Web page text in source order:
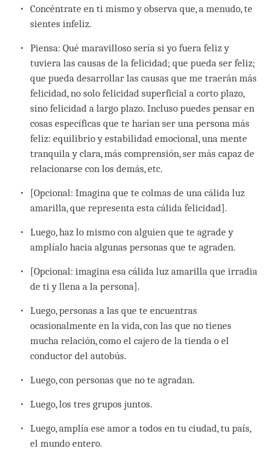
Concéntrate en ti mismo y observa que, a menudo, te
sientes infeliz.
Piensa: Qué maravilloso sería si yo fuera feliz y
tuviera las causas de la felicidad; que pueda ser feliz;
que pueda desarrollar las causas que me traerán más
felicidad, no solo felicidad superficial a corto plazo,
sino felicidad a largo plazo. Incluso puedes pensar en
cosas específicas que te harían ser una persona más
feliz: equilibrio y estabilidad emocional, una mente
tranquila y clara, más comprensión, ser más capaz de
relacionarse con los demás, etc.
[Opcional: Imagina que te colmas de una cálida luz
amarilla, que representa esta cálida felicidad].
Luego, haz lo mismo con alguien que te agrade y
amplíalo hacia algunas personas que te agraden.
[Opcional: imagina esa cálida luz amarilla que irradia
de ti y llena a la persona].
Luego, personas a las que te encuentras
ocasionalmente en la vida, con las que no tienes
mucha relación, como el cajero de la tienda o el
conductor del autobús.
Luego, con personas que no te agradan.
Luego, los tres grupos juntos.
Luego, amplía ese amor a todos en tu ciudad, tu país,
el mundo entero.